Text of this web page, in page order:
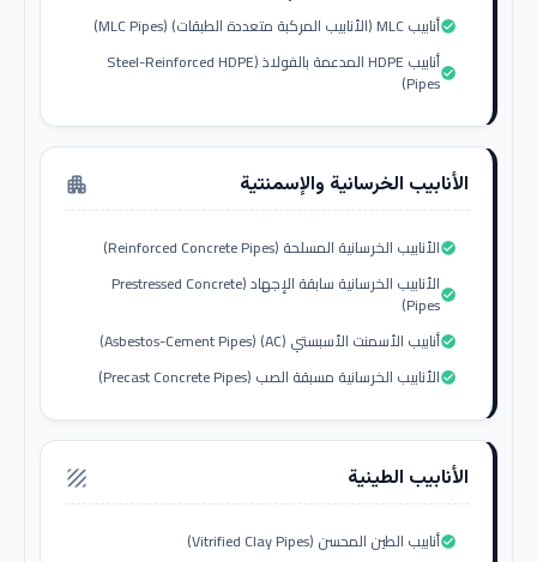
أنابيب MLC (الأنابيب المركبة متعددة الطبقات) (MLC Pipes)check_circle
أنابيب HDPE المدعمة بالفولاذ (Steel-Reinforced HDPE
Pipes)check_circle
الأنابيب الخرسانية والإسمنتية apartment
الأنابيب الخرسانية المسلحة (Reinforced Concrete Pipes)check_circle
الأنابيب الخرسانية سابقة الإجهاد (Prestressed Concrete
Pipes)check_circle
أنابيب الأسمنت الأسبستي (AC) (Asbestos-Cement Pipes)check_circle
الأنابيب الخرسانية مسبقة الصب (Precast Concrete Pipes)check_circle
الأنابيب الطينية texture
أنابيب الطين المحسن (Vitrified Clay Pipes)check_circle